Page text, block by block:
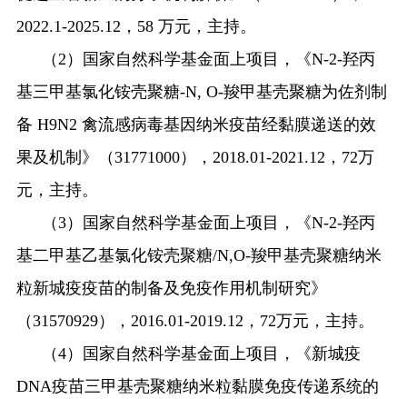
2022.1-2025.12 ， 58 万元，主持。
（ 2 ）国家自然科学基金面上项目，《N-2-羟丙
基三甲基氯化铵壳聚糖-N, O-羧甲基壳聚糖为佐剂制
备 H9N2 禽流感病毒基因纳米疫苗经黏膜递送的效
果及机制》（31771000）， 2018.01-2021.12 ， 72万
元，主持。
（3）国家自然科学基金面上项目，《N-2-羟丙
基二甲基乙基氯化铵壳聚糖/N,O-羧甲基壳聚糖纳米
粒新城疫疫苗的制备及免疫作用机制研究》
（31570929）， 2016.01-2019.12 ， 72万元，主持。
（4）国家自然科学基金面上项目，《新城疫
DNA疫苗三甲基壳聚糖纳米粒黏膜免疫传递系统的